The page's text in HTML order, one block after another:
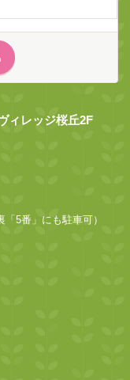
ィレッジ桜丘2F
「5番」にも駐車可）